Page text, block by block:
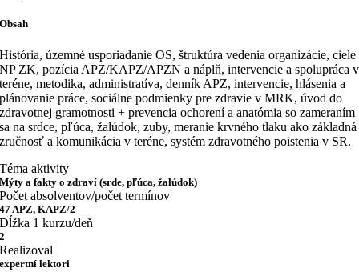
Obsah
História, územné usporiadanie OS, štruktúra vedenia organizácie, ciele
NP ZK, pozícia APZ/KAPZ/APZN a náplň, intervencie a spolupráca v
teréne, metodika, administratíva, denník APZ, intervencie, hlásenia a
plánovanie práce, sociálne podmienky pre zdravie v MRK, úvod do
zdravotnej gramotnosti + prevencia ochorení a anatómia so zameraním
sa na srdce, pľúca, žalúdok, zuby, meranie krvného tlaku ako základná
zručnosť a komunikácia v teréne, systém zdravotného poistenia v SR.
Téma aktivity
Mýty a fakty o zdraví (srde, pľúca, žalúdok)
Počet absolventov/počet termínov
47 APZ, KAPZ/2
Dĺžka 1 kurzu/deň
2
Realizoval
expertní lektori